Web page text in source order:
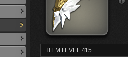
ITEM LEVEL 415